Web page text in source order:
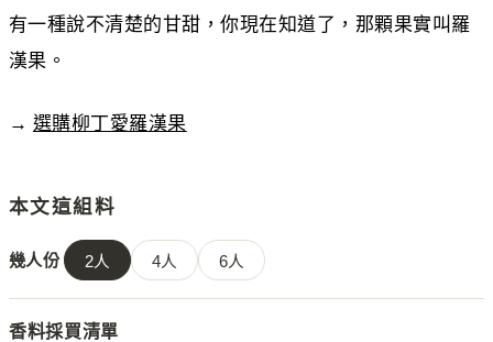
有一種說不清楚的甘甜，你現在知道了，那顆果實叫羅
漢果。
→ 選購柳丁愛羅漢果
本文這組料
幾人份 2人 4人 6人
香料採買清單